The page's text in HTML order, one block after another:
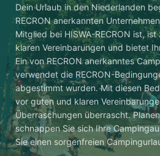
Dein Urlaub in den Niederlanden
RECRON anerkannten
Mitglied bei HISWA-RECRON ist,
klaren Vereinbarungen und bietet
Ein von RECRON anerkanntes
verwendet die RECRON-
abgestimmt wurden. Mit diesen
vor guten und klaren
Überraschungen überrascht.
schnappen Sie sich Ihre
Sie einen sorgenfreien